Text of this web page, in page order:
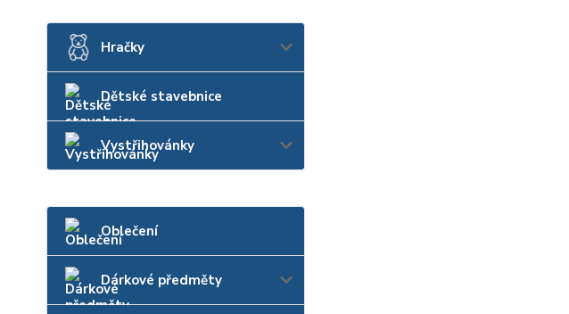
Hračky
Dětské stavebnice
Vystřihovánky
Oblečení
Dárkové předměty